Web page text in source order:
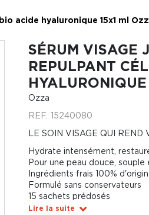
acide hyaluronique 15x1 ml
SÉRUM VISAGE
REPULPANT
Ozza
REF. 15240080
LE SOIN VISAGE QUI REND
Hydrate intensément,
Pour une peau douce, souple
Ingrédients frais 100%
Formulé sans conservateurs
15 sachets prédosés
Lire la suite